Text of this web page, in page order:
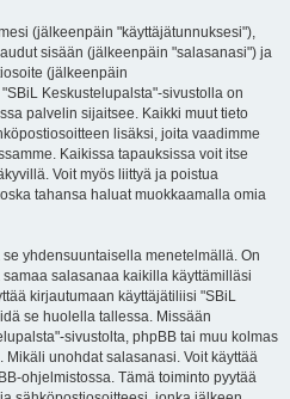
(jälkeenpäin "käyttäjätunnuksesi"),
sisään (jälkeenpäin "salasanasi") ja
(jälkeenpäin
Keskustelupalsta"-sivustolla on
palvelin sijaitsee. Kaikki muut tieto
lisäksi, joita vaadimme
Kaikissa tapauksissa voit itse
Voit myös liittyä ja poistua
tahansa haluat muokkaamalla omia
yhdensuuntaisella menetelmällä. On
salasanaa kaikilla käyttämilläsi
kirjautumaan käyttäjätiliisi "SBiL
se huolella tallessa. Missään
sivustolta, phpBB tai muu kolmas
unohdat salasanasi. Voit käyttää
ohjelmistossa. Tämä toiminto pyytää